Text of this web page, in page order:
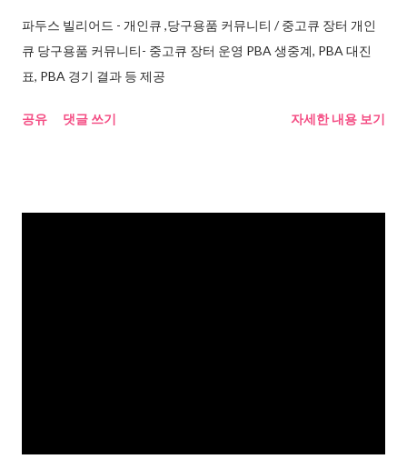
파두스 빌리어드 - 개인큐 ,당구용품 커뮤니티 / 중고큐 장터 개인
큐 당구용품 커뮤니티- 중고큐 장터 운영 PBA 생중계, PBA 대진
표, PBA 경기 결과 등 제공
공유 댓글 쓰기 자세한 내용 보기